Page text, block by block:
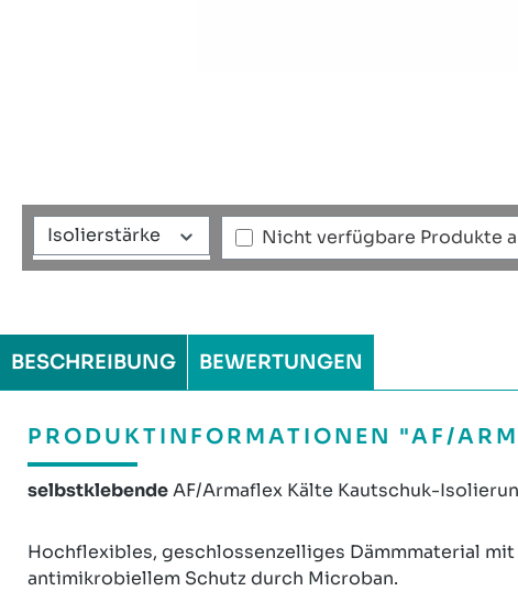
Isolierstärke Nicht verfügbare Produkte
BESCHREIBUNG BEWERTUNGEN
PRODUKTINFORMATIONEN "AF/
selbstklebendeAF/Armaflex Kälte Kautschuk-
Hochflexibles, geschlossenzelliges Dämmmaterial
antimikrobiellem Schutz durch Microban.